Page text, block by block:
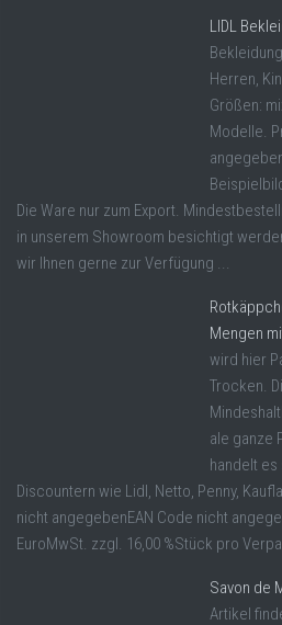
LIDL
Herren,
Größen:
Modelle.
Die Ware nur zum Export.
in unserem Showroom besichtigt
wir Ihnen gerne zur Verfügung ...
Mengen
wird hier
Trocken.
ale ganze
handelt es
Discountern wie Lidl, Netto, Penny,
nicht angegebenEAN Code nicht
EuroMwSt. zzgl. 16,00 %Stück pro
Savon de
Artikel